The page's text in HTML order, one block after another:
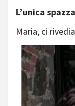
L’unica
Maria, ci